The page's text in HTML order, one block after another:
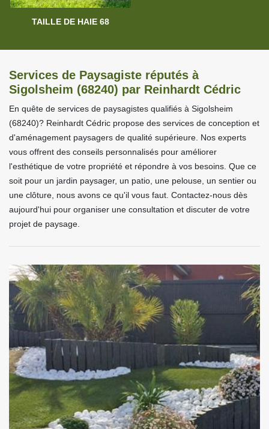
TAILLE DE HAIE 68
Services de Paysagiste réputés à
Sigolsheim (68240) par Reinhardt Cédric
En quête de services de paysagistes qualifiés à Sigolsheim
(68240)? Reinhardt Cédric propose des services de conception et
d'aménagement paysagers de qualité supérieure. Nos experts
vous offrent des conseils personnalisés pour améliorer
l'esthétique de votre propriété et répondre à vos besoins. Que ce
soit pour un jardin paysager, un patio, une pelouse, un sentier ou
une clôture, nous avons ce qu'il vous faut. Contactez-nous dès
aujourd'hui pour organiser une consultation et discuter de votre
projet de paysage.